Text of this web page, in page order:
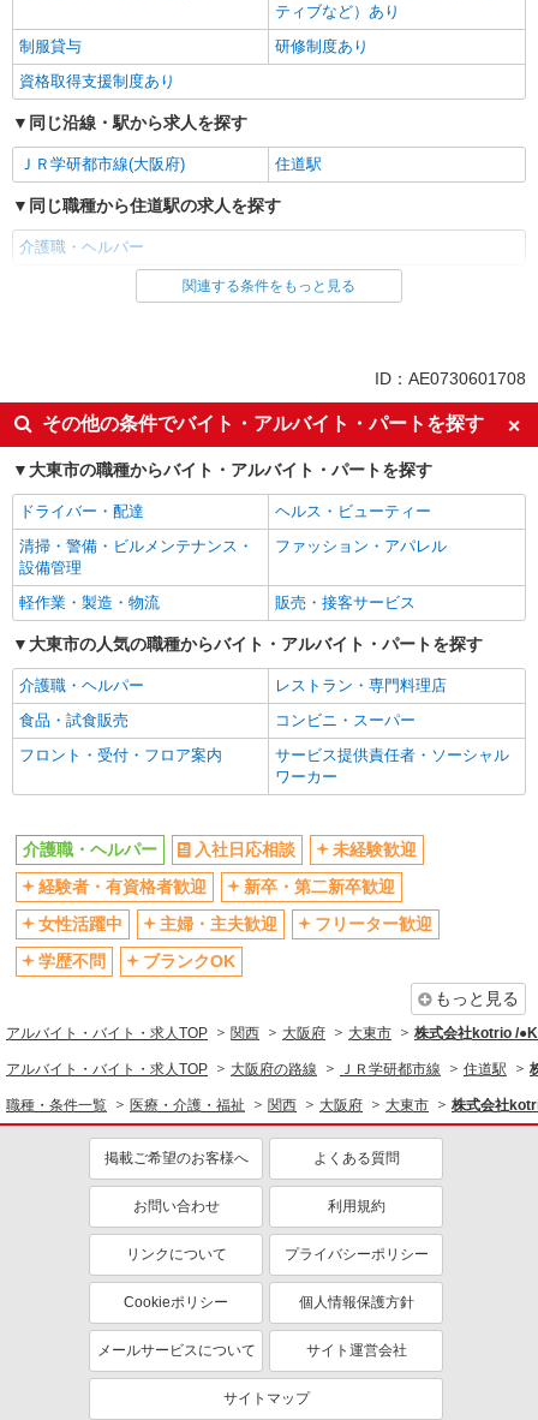
ティブなど）あり
制服貸与
研修制度あり
資格取得支援制度あり
同じ沿線・駅から求人を探す
ＪＲ学研都市線(大阪府) 住道駅
同じ職種から住道駅の求人を探す
介護職・ヘルパー
同じ雇用形態から住道駅の求人を探す
入社日応相談
未経験歓迎
経験者・有資格者歓迎
新卒・第二新卒歓迎
女性活躍中
主婦・主夫歓迎
フリーター歓迎
学歴不問
ブランクOK
ミドル（40代～）活躍中
エルダー（50代～）活躍中
シニア（60代～）活躍中
高収入・高額
ボーナス・賞与あり
昇給あり
完全週休2日制
フルタイム歓迎
禁煙・分煙
駅直結・駅チカ
車通勤OK
バイク通勤OK
自転車通勤OK
残業少なめ（月20h未満）
交通費支給
社会保険あり
産休・育休取得実績あり
退職金・財形貯蓄制度あり
各種手当（家族・役職・インセン
ティブなど）あり
制服貸与
研修制度あり
資格取得支援制度あり
医療・介護・福祉
介護職・ヘルパー
同じ特徴から求人を探す
ミドル（40代～）活躍中
ボーナス・賞与あり
車通勤OK
交通費支給
社会保険あり
産休・育休取得実績あり
関連する条件をもっと見る
ID：AE0730601708
その他の条件でバイト・アルバイト・パートを探す
大東市の職種からバイト・アルバイト・パートを探す
ドライバー・配達
ヘルス・ビューティー
清掃・警備・ビルメンテナンス・
設備管理
ファッション・アパレル
軽作業・製造・物流 販売・接客サービス
大東市の人気の職種からバイト・アルバイト・パートを探す
介護職・ヘルパー
レストラン・専門料理店
食品・試食販売
コンビニ・スーパー
フロント・受付・フロア案内
サービス提供責任者・ソーシャル
ワーカー
介護職・ヘルパー 入社日応相談
未経験歓迎
経験者・有資格者歓迎
新卒・第二新卒歓迎
女性活躍中
主婦・主夫歓迎
フリーター歓迎
学歴不問
ブランクOK
もっと見る
アルバイト・バイト・求人TOP 関西 大阪府 大東市 株式会社kotrio /
アルバイト・バイト・求人TOP 大阪府の路線 ＪＲ学研都市線 住道駅
職種・条件一覧 医療・介護・福祉 関西 大阪府 大東市 株式会社
掲載ご希望のお客様へ よくある質問
お問い合わせ 利用規約
リンクについて プライバシーポリシー
Cookieポリシー 個人情報保護方針
メールサービスについて サイト運営会社
サイトマップ